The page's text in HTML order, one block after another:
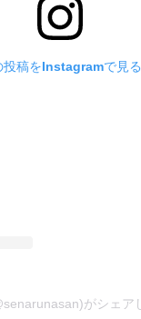
投稿をInstagramで見る
がシェア